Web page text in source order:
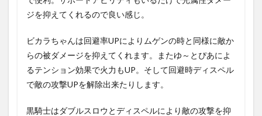
ジを抑えてくれるので良い感じ。
ビカラちゃんは回避率UPによりムゲンの時と同様に敵か
らの被ダメージを抑えてくれます。またゆ～とぴあによ
るテンション効果で火力もUP。そして回避時ディスペル
で敵の攻撃UPを解除出来たりします。
黒騎士はダブルスロウとディスペルにより敵の攻撃を抑